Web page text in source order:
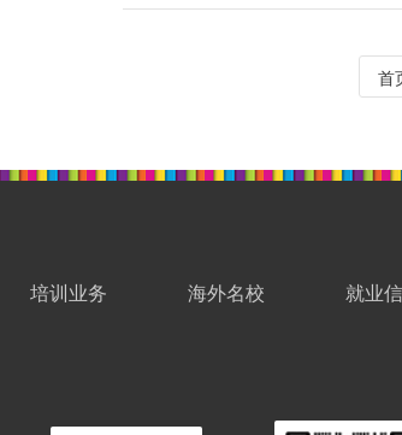
首
培训业务 海外名校 就业